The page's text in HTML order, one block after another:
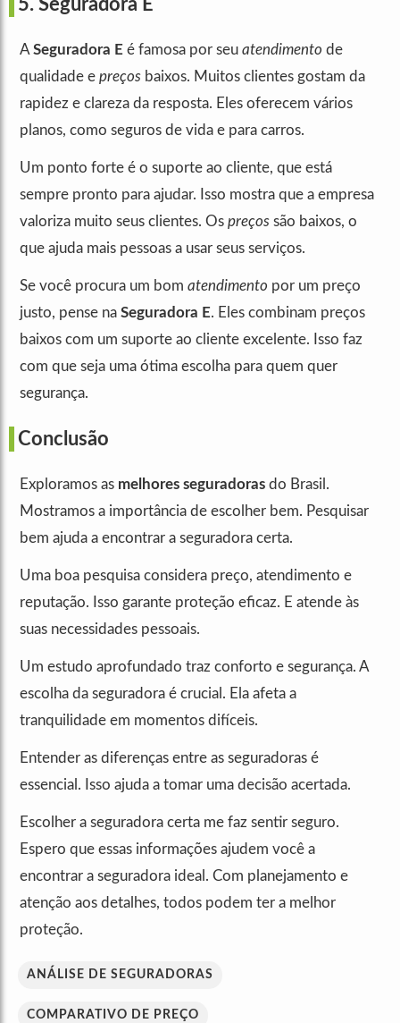
5. Seguradora E
A Seguradora E é famosa por seu atendimento de
qualidade e preços baixos. Muitos clientes gostam da
rapidez e clareza da resposta. Eles oferecem vários
planos, como seguros de vida e para carros.
Um ponto forte é o suporte ao cliente, que está
sempre pronto para ajudar. Isso mostra que a empresa
valoriza muito seus clientes. Os preços são baixos, o
que ajuda mais pessoas a usar seus serviços.
Se você procura um bom atendimento por um preço
justo, pense na Seguradora E. Eles combinam preços
baixos com um suporte ao cliente excelente. Isso faz
com que seja uma ótima escolha para quem quer
segurança.
Conclusão
Exploramos as melhores seguradoras do Brasil.
Mostramos a importância de escolher bem. Pesquisar
bem ajuda a encontrar a seguradora certa.
Uma boa pesquisa considera preço, atendimento e
reputação. Isso garante proteção eficaz. E atende às
suas necessidades pessoais.
Um estudo aprofundado traz conforto e segurança. A
escolha da seguradora é crucial. Ela afeta a
tranquilidade em momentos difíceis.
Entender as diferenças entre as seguradoras é
essencial. Isso ajuda a tomar uma decisão acertada.
Escolher a seguradora certa me faz sentir seguro.
Espero que essas informações ajudem você a
encontrar a seguradora ideal. Com planejamento e
atenção aos detalhes, todos podem ter a melhor
proteção.
ANÁLISE DE SEGURADORAS
COMPARATIVO DE PREÇO